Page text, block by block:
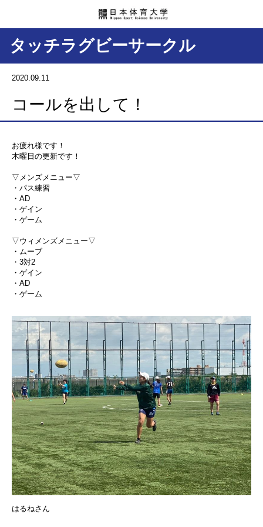
タッチラグビーサークル
2020.09.11
コールを出して！
お疲れ様です！
木曜日の更新です！
▽メンズメニュー▽
・パス練習
・AD
・ゲイン
・ゲーム
▽ウィメンズメニュー▽
・ムーブ
・3対2
・ゲイン
・AD
・ゲーム
はるねさん